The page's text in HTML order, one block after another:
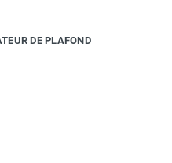
DE PLAFOND